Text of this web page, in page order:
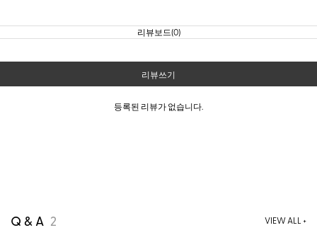
리뷰보드(0)
리뷰쓰기
등록된 리뷰가 없습니다.
Q & A 2 VIEW ALL +